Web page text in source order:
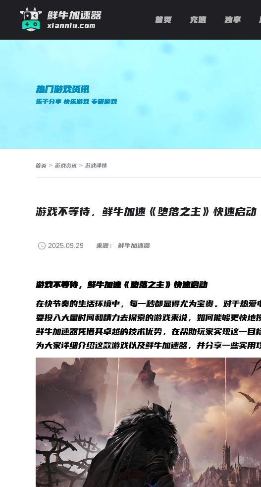
鲜牛加速器
xianniu.com
首页 充值 独享
热门游戏资讯
乐于分享 快乐游戏 专研游戏
首页 > 游戏资讯 > 游戏详情
游戏不等待，鲜牛加速《堕落之主》快速启动
2025.09.29 来源： 鲜牛加速器
游戏不等待，鲜牛加速《堕落之主》快速启动
在快节奏的生活环境中，每一秒都显得尤为宝贵。对于热
要投入大量时间和精力去探索的游戏来说，如何能够更快
鲜牛加速器凭借其卓越的技术优势，在帮助玩家实现这一目
为大家详细介绍这款游戏以及鲜牛加速器，并分享一些实用